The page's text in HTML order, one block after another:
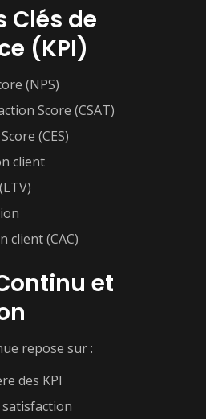
Clés de
(KPI)
(NPS)
Score (CSAT)
(CES)
client
client (CAC)
et
repose sur :
des KPI
satisfaction